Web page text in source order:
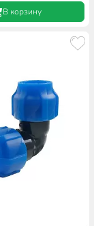
В корзину